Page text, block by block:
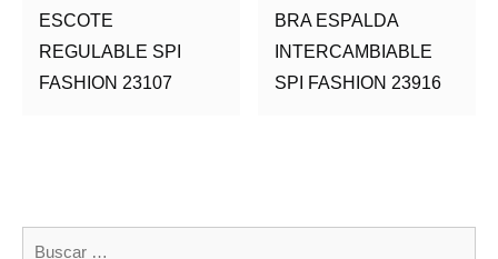
ESCOTE
REGULABLE SPI
FASHION 23107
BRA ESPALDA
INTERCAMBIABLE
SPI FASHION 23916